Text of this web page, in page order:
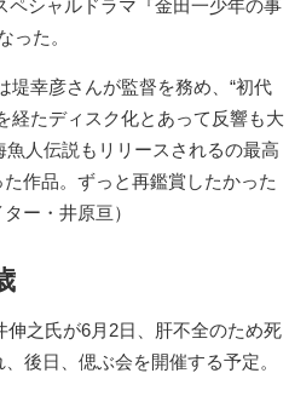
ペシャルドラマ『金田一少年の事
った。
堤幸彦さんが監督を務め、“初代
経たディスク化とあって反響も大
人伝説もリリースされるの最高
作品。ずっと再鑑賞したかった
ー・井原亘）
之氏が6月2日、肝不全のため死
後日、偲ぶ会を開催する予定。